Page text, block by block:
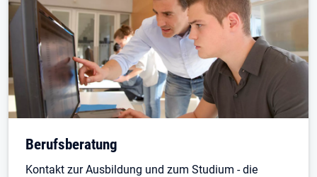
Berufsberatung
Kontakt zur Ausbildung und zum Studium - die